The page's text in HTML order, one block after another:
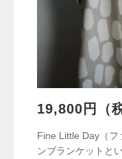
19,800円（
Fine Little Day（フ
ンブランケットと